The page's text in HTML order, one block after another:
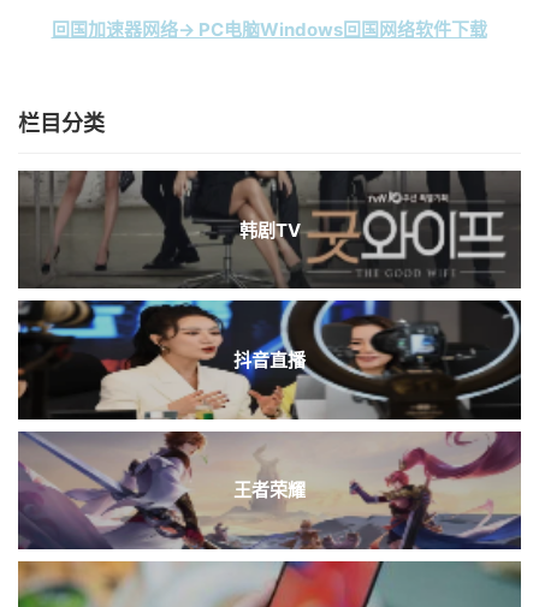
回国加速器网络→ PC电脑Windows回国网络软件下载
栏目分类
韩剧TV
抖音直播
王者荣耀